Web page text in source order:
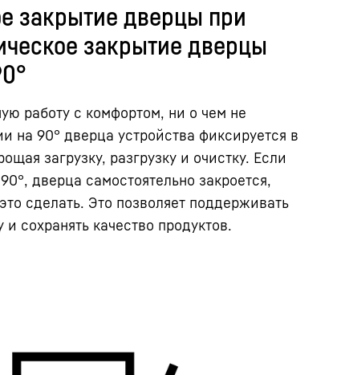
закрытие дверцы при
закрытие дверцы
работу с комфортом, ни о чем не
на 90° дверца устройства фиксируется в
загрузку, разгрузку и очистку. Если
дверца самостоятельно закроется,
сделать. Это позволяет поддерживать
сохранять качество продуктов.